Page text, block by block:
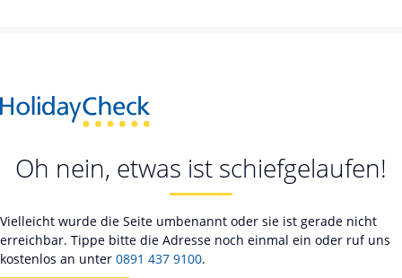
Oh nein, etwas ist schiefgelaufen!
Vielleicht wurde die Seite umbenannt oder sie ist gerade nicht
erreichbar. Tippe bitte die Adresse noch einmal ein oder ruf uns
kostenlos an unter 0891 437 9100.